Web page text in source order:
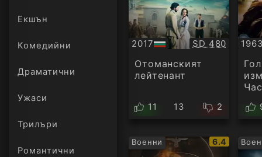
Екшън
Комедийни
Драматични
Ужаси
Трилъри
онлайн
Романтични
2017
БГ
аудио
Качество:
SD 480
Отоманският
лейтенант
11 13 2
1963
Военни
IMDb
рейтинг:
6.4